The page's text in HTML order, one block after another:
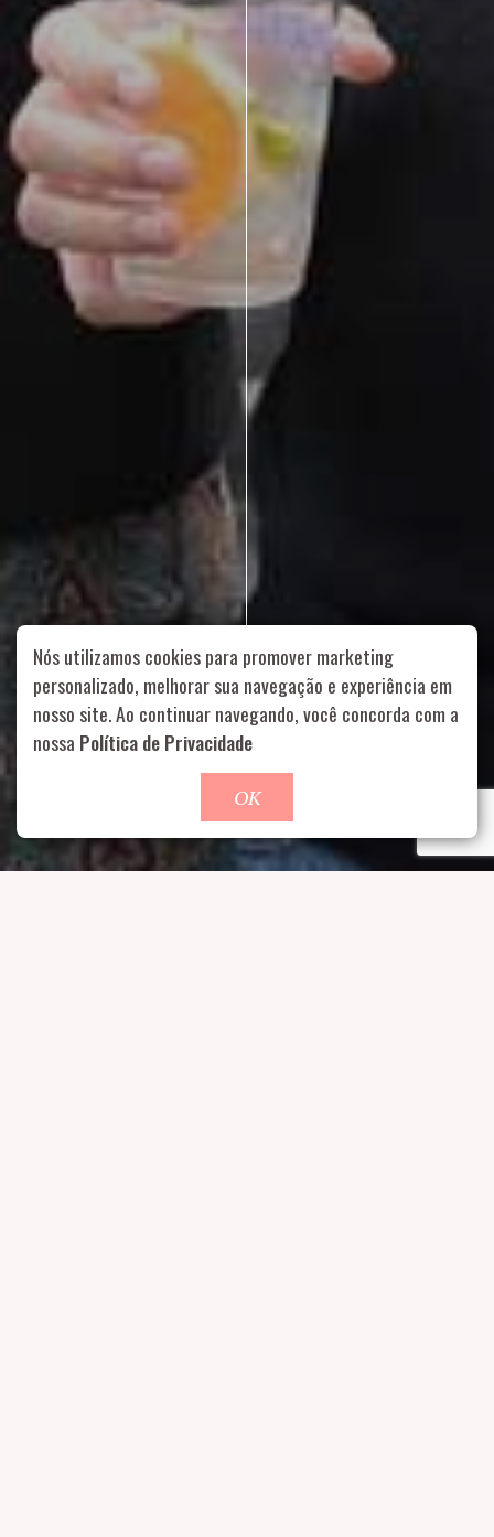
Rua Aurélia, 1714 – Vila Romana, São Paulo – SP | 55 11
99178-5848 | contato@nucleofood.com
Role para continar
Nós utilizamos cookies para promover marketing
personalizado, melhorar sua navegação e experiência em
nosso site. Ao continuar navegando, você concorda com a
nossa Política de Privacidade
OK